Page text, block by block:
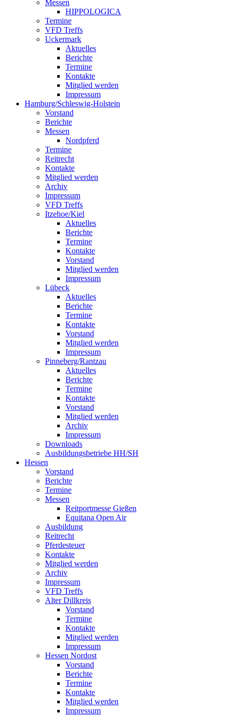
Messen
HIPPOLOGICA
Termine
VFD Treffs
Uckermark
Aktuelles
Berichte
Termine
Kontakte
Mitglied werden
Impressum
Hamburg/Schleswig-Holstein
Vorstand
Berichte
Messen
Nordpferd
Termine
Reitrecht
Kontakte
Mitglied werden
Archiv
Impressum
VFD Treffs
Itzehoe/Kiel
Aktuelles
Berichte
Termine
Kontakte
Vorstand
Mitglied werden
Impressum
Lübeck
Aktuelles
Berichte
Termine
Kontakte
Vorstand
Mitglied werden
Impressum
Pinneberg/Rantzau
Aktuelles
Berichte
Termine
Kontakte
Vorstand
Mitglied werden
Archiv
Impressum
Downloads
Ausbildungsbetriebe HH/SH
Hessen
Vorstand
Berichte
Termine
Messen
Reitportmesse Gießen
Equitana Open Air
Ausbildung
Reitrecht
Pferdesteuer
Kontakte
Mitglied werden
Archiv
Impressum
VFD Treffs
Alter Dillkreis
Vorstand
Termine
Kontakte
Mitglied werden
Impressum
Hessen Nordost
Vorstand
Berichte
Termine
Kontakte
Mitglied werden
Impressum